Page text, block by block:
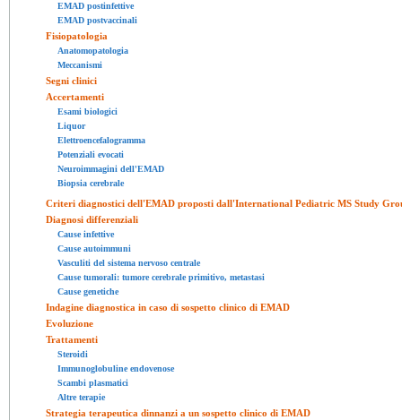
EMAD postinfettive
EMAD postvaccinali
Fisiopatologia
Anatomopatologia
Meccanismi
Segni clinici
Accertamenti
Esami biologici
Liquor
Elettroencefalogramma
Potenziali evocati
Neuroimmagini dell'EMAD
Biopsia cerebrale
Criteri diagnostici dell'EMAD proposti dall'International Pediatric MS Study
Diagnosi differenziali
Cause infettive
Cause autoimmuni
Vasculiti del sistema nervoso centrale
Cause tumorali: tumore cerebrale primitivo, metastasi
Cause genetiche
Indagine diagnostica in caso di sospetto clinico di EMAD
Evoluzione
Trattamenti
Steroidi
Immunoglobuline endovenose
Scambi plasmatici
Altre terapie
Strategia terapeutica dinnanzi a un sospetto clinico di EMAD